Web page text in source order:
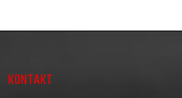
KONTAKT